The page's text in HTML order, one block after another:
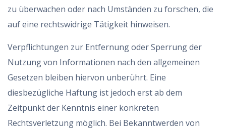
zu überwachen oder nach Umständen zu forschen, die
auf eine rechtswidrige Tätigkeit hinweisen.
Verpflichtungen zur Entfernung oder Sperrung der
Nutzung von Informationen nach den allgemeinen
Gesetzen bleiben hiervon unberührt. Eine
diesbezügliche Haftung ist jedoch erst ab dem
Zeitpunkt der Kenntnis einer konkreten
Rechtsverletzung möglich. Bei Bekanntwerden von